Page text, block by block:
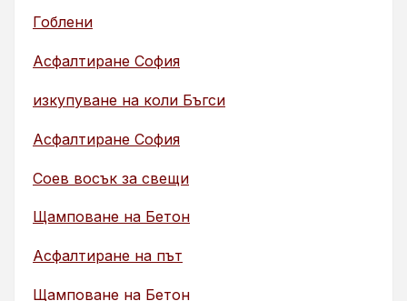
Гоблени
Асфалтиране София
изкупуване на коли Бъгси
Асфалтиране София
Соев восък за свещи
Щамповане на Бетон
Асфалтиране на път
Щамповане на Бетон